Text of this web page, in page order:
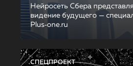
Нейросеть Сбера
видение будущего —
Plus‑one.ru
СПЕЦПРОЕКТ